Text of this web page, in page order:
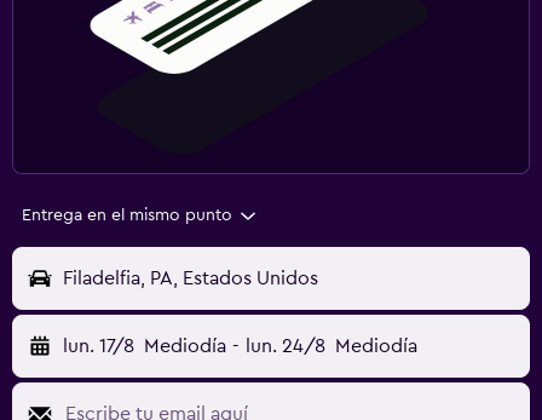
Entrega en el mismo punto
Filadelfia, PA, Estados Unidos
lun. 17/8 Mediodía - lun. 24/8 Mediodía